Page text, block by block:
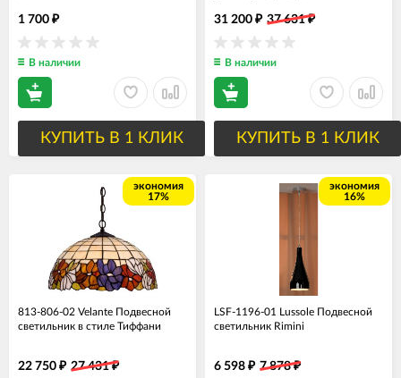
1 700 ₽
В наличии
КУПИТЬ В 1 КЛИК
31 200 ₽ 37 631₽
В наличии
КУПИТЬ В 1 КЛИК
экономия
17%
813-806-02 Velante Подвесной
светильник в стиле Тиффани
22 750 ₽ 27 431₽
экономия
16%
LSF-1196-01 Lussole Подвесной
светильник Rimini
6 598 ₽ 7 878₽